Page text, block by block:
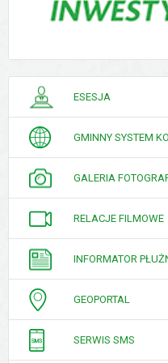
PORADNIK
INTERESANTA
ESESJA
GMINNY SYSTEM
GALERIA
RELACJE FILMOWE
INFORMATOR
GEOPORTAL
SERWIS SMS